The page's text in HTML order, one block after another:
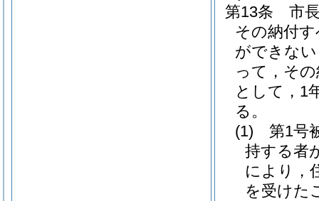
第13条
市
その納付
ができな
って，そ
として，1
る。
(1)
第1号
持する者
により，
を受けた